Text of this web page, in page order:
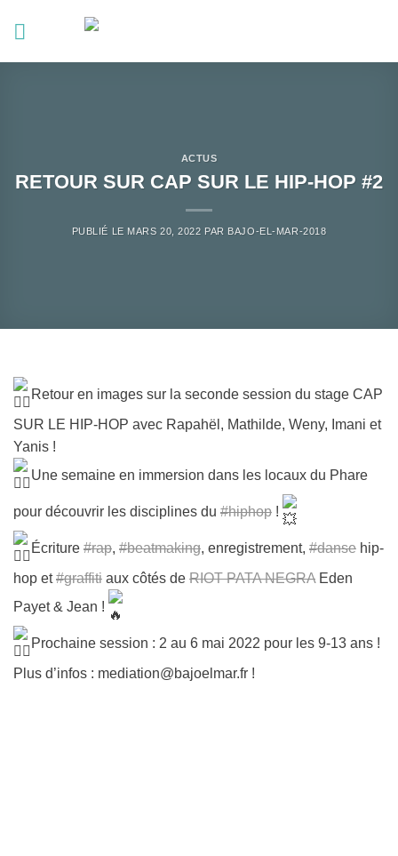
ACTUS
RETOUR SUR CAP SUR LE HIP-HOP #2
PUBLIÉ LE MARS 20, 2022 PAR BAJO-EL-MAR-2018
Retour en images sur la seconde session du stage CAP
SUR LE HIP-HOP avec Rapahël, Mathilde, Weny, Imani et
Yanis !
Une semaine en immersion dans les locaux du Phare
pour découvrir les disciplines du #hiphop !
Écriture #rap, #beatmaking, enregistrement, #danse hip-
hop et#graffiti aux côtés de RIOT PATA NEGRA Eden
Payet & Jean !
Prochaine session : 2 au 6 mai 2022 pour les 9-13 ans !
Plus d’infos : mediation@bajoelmar.fr !